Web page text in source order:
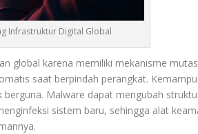
Infrastruktur Digital Global
global karena memiliki mekanisme
saat berpindah perangkat.
Malware dapat mengubah
sistem baru, sehingga alat